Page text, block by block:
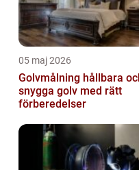
05 maj 2026
Golvmålning hållbara och
snygga golv med rätt
förberedelser